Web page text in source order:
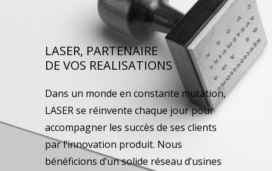
LASER, PARTENAIRE
DE VOS REALISATIONS
Dans un monde en constante mutation,
LASER se réinvente chaque jour pour
accompagner les succès de ses clients
par l’innovation produit. Nous
bénéficions d’un solide réseau d’usines